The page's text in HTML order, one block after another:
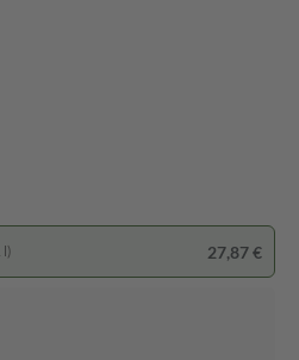
l) 27,87 €